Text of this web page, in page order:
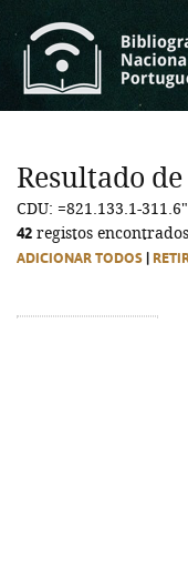
Resultado
CDU: =821.133.1-
42 registos encontrados
ADICIONAR TODOS